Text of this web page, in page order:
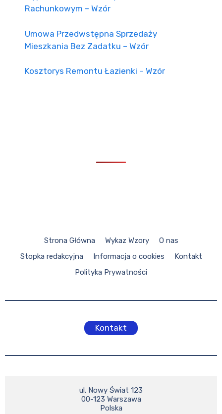
Rachunkowym – Wzór
Umowa Przedwstępna Sprzedaży
Mieszkania Bez Zadatku – Wzór
Kosztorys Remontu Łazienki – Wzór
Strona Główna Wykaz Wzory
O nas
Stopka redakcyjna
Informacja o cookies
Kontakt
Polityka Prywatności
Kontakt
ul. Nowy Świat 123
00-123 Warszawa
Polska